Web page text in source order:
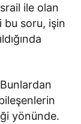
ile olan
bu soru, işin
yönünde.